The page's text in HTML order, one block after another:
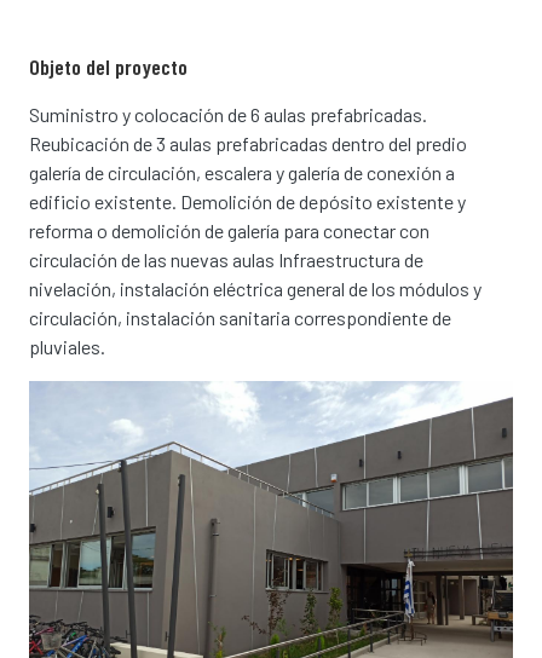
Objeto del proyecto
Suministro y colocación de 6 aulas prefabricadas.
Reubicación de 3 aulas prefabricadas dentro del predio
galería de circulación, escalera y galería de conexión a
edificio existente. Demolición de depósito existente y
reforma o demolición de galería para conectar con
circulación de las nuevas aulas Infraestructura de
nivelación, instalación eléctrica general de los módulos y
circulación, instalación sanitaria correspondiente de
pluviales.